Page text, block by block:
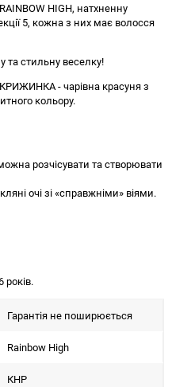
HIGH, натхненну
5, кожна з них має волосся
та стильну веселку!
КРИЖИНКА - чарівна красуня з
кольору.
розчісувати та створювати
очі зі «справжніми» віями.
років.
Гарантія не поширюється
Rainbow High
КНР